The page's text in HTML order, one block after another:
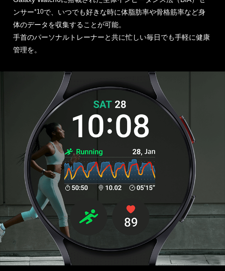
ンサー*10で、いつでも好きな時に体脂肪率や骨格筋率など身
体のデータを収集することが可能。
手首のパーソナルトレーナーと共に忙しい毎日でも手軽に健康
管理を。